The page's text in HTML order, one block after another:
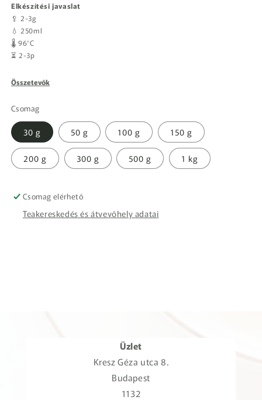
Elkészítési javaslat
🥄 2-3g
💧 250ml
🌡️ 96°C
⏳ 2-3p
Összetevők
Csomag
30 g 50 g 100 g 150 g
200 g 300 g 500 g 1 kg
Csomag elérhető
Teakereskedés és átvevőhely adatai
Üzlet
Kresz Géza utca 8.
Budapest
1132